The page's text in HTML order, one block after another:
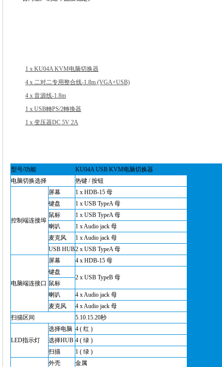
1 x KU04A KVM电脑切换器
4 x 二对二专用整合线-1.8m (VGA+USB)
4 x 音源线-1.8m
1 x USB轉PS/2轉換器
1 x 变压器DC 5V 2A
型号/功能
KU04A USB KVM电脑切换器
电脑切换选择
热键 / 按钮
控制端连接埠
屏幕
1 x HDB-15 母
键盘
1 x USB TypeA 母
鼠标
1 x USB TypeA 母
喇叭
1 x Audio jack 母
麦克风
1 x Audio jack 母
USB HUB2 x USB TypeA 母
电脑端连接口
屏幕
4 x HDB-15 母
键盘
2 x USB TypeB 母
鼠标
喇叭
4 x Audio jack 母
麦克风
4 x Audio jack 母
扫描区间
5.10.15.20秒
LED指示灯
选择电脑 4 ( 红 )
选择HUB 4 ( 绿 )
扫描
1 ( 绿 )
外壳
金属